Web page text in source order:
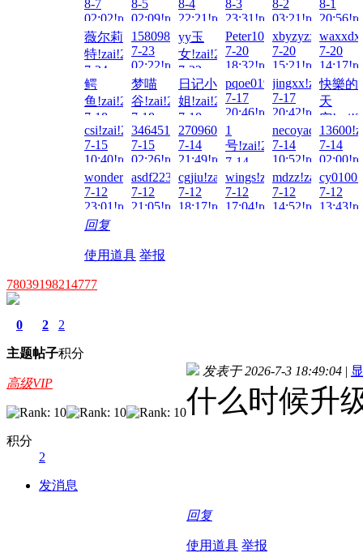
8-7
02:02!read!
8-5
02:09!read!
8-4
22:21!read!
8-3
23:31!read!
8-2
03:21!read!
8-1
薇尔莉
特!zai!2026-
7-24
01:06!read!
15809842345!zai!2026-
7-23
02:22!read!
yy玉
女!zai!2026-
7-22
21:48!read!
Peter100713!zai!2026-
7-20
18:32!read!
7-20
15:21!read!
7-20
鳄
鱼!zai!2026-
7-18
13:54!read!
梦喵
谷!zai!2026-
7-18
11:26!read!
日记小
姐!zai!2026-
7-18
11:07!read!
pqoe0192ieur!zai!2026-
7-17
20:46!read!
jingxx!zai!2026-
7-17
20:42!read!
快樂的
天
空
7-17
csi!zai!2026-
7-15
10:40!read!
3464511848!zai!2026-
7-15
02:26!read!
270960829!zai!2026-
7-14
21:49!read!
1
号!zai!2026-
7-14
20:23!read!
7-14
10:52!read!
7-14
wonderful147741!zai!2026-
7-12
23:01!read!
asdf223344!zai!2026-
7-12
21:05!read!
cgjiu!zai!2026-
7-12
18:17!read!
wings!zai!2026-
7-12
17:04!read!
mdzz!zai!2026-
7-12
14:52!read!
7-12
回复
使用道具 举报
78039198214777
0
主题
2
帖子
2
积分
高级VIP
积分
2
发消息
发表于 2026-7-3 18:49:04 |
什么时候升
回复
使用道具 举报